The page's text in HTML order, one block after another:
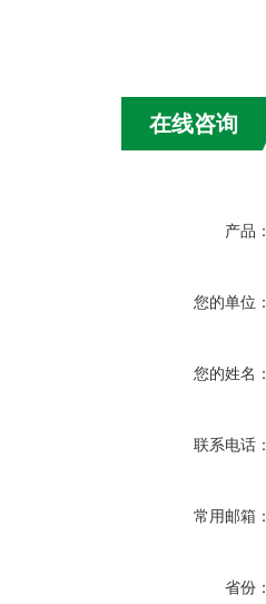
在线咨询
产品：
您的单位：
您的姓名：
联系电话：
常用邮箱：
省份：